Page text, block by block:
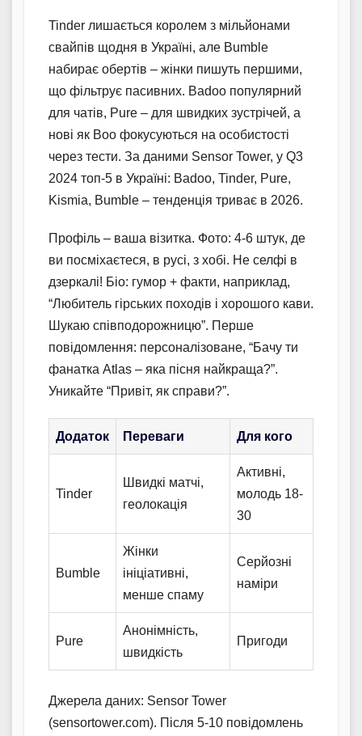
Tinder лишається королем з мільйонами
свайпів щодня в Україні, але Bumble
набирає обертів – жінки пишуть першими,
що фільтрує пасивних. Badoo популярний
для чатів, Pure – для швидких зустрічей, а
нові як Boo фокусуються на особистості
через тести. За даними Sensor Tower, у Q3
2024 топ-5 в Україні: Badoo, Tinder, Pure,
Kismia, Bumble – тенденція триває в 2026.
Профіль – ваша візитка. Фото: 4-6 штук, де
ви посміхаєтеся, в русі, з хобі. Не селфі в
дзеркалі! Біо: гумор + факти, наприклад,
“Любитель гірських походів і хорошого кави.
Шукаю співподорожницю”. Перше
повідомлення: персоналізоване, “Бачу ти
фанатка Atlas – яка пісня найкраща?”.
Уникайте “Привіт, як справи?”.
Додаток Переваги Для кого
Tinder
Швидкі матчі,
геолокація
Активні,
молодь 18-
30
Bumble
Жінки
ініціативні,
менше спаму
Серйозні
наміри
Pure
Анонімність,
швидкість
Пригоди
Джерела даних: Sensor Tower
(sensortower.com). Після 5-10 повідомлень